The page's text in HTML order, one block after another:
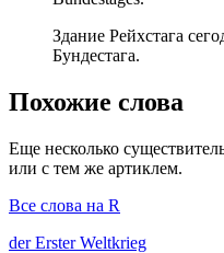
Здание Рейхстага
Бундестага.
Похожие слова
Еще несколько
или с тем же артиклем.
Все слова на R
derErster Weltkrieg